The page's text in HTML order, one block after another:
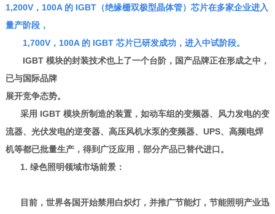
1,200V，100A 的 IGBT（绝缘栅双极型晶体管）芯片在多家企业进入
量产阶段，
1,700V，100A 的 IGBT 芯片已研发成功，进入中试阶段。
IGBT 模块的封装技术也上了一个台阶，国产品牌正在形成之中，
已与国际品牌
展开竞争态势。
采用 IGBT 模块所制造的装置，如动车组的变频器、风力发电的变
流器、光伏发电的逆变器、高压风机水泵的变频器、UPS、高频电焊
机等都已批量生产，得到广泛应用，部分产品已替代进口。
1. 绿色照明领域市场前景：
目前，世界各国开始禁用白炽灯，并推广节能灯，节能照明产业迅